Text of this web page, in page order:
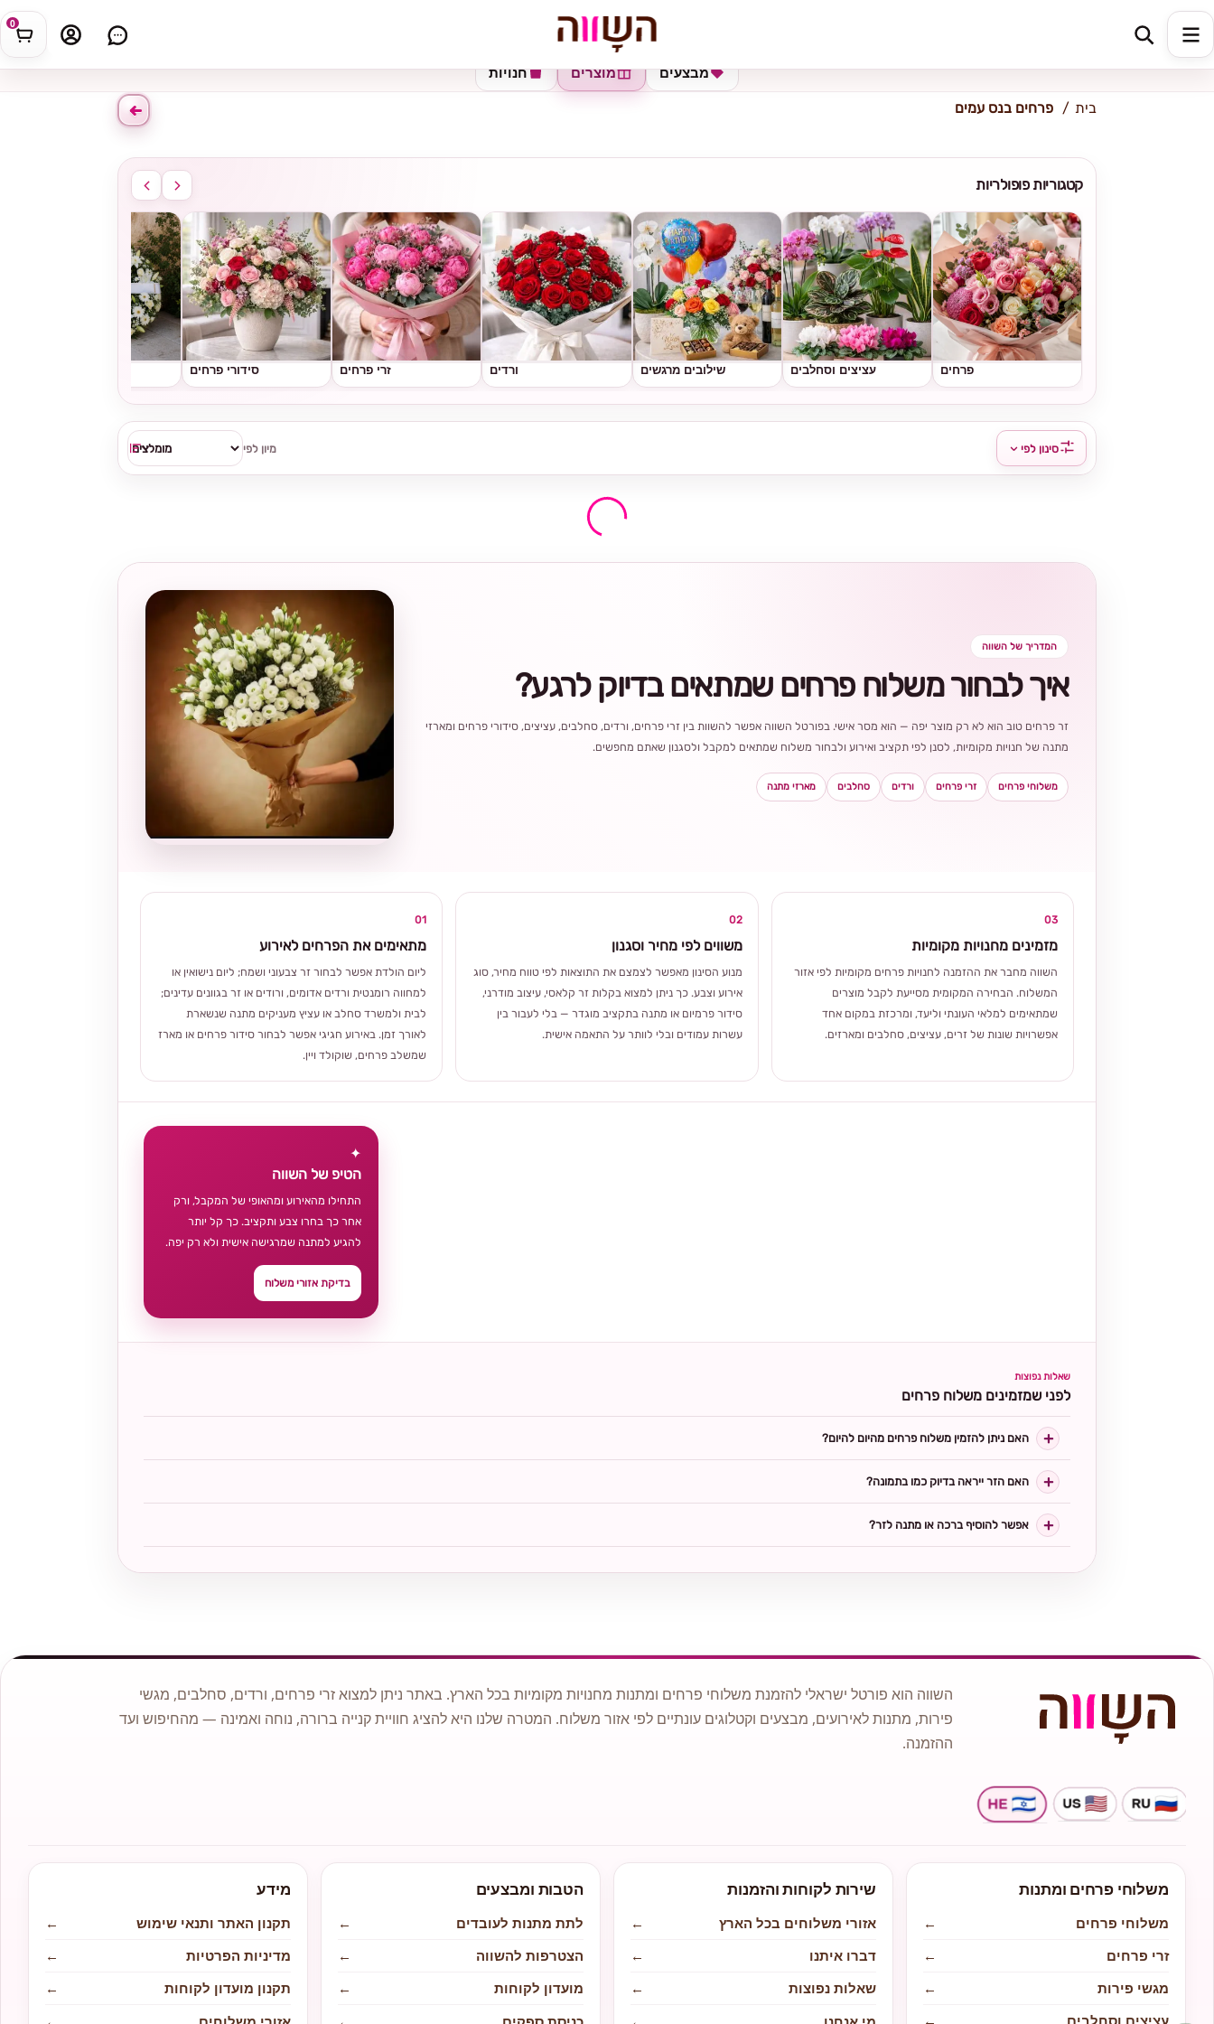
0 כתובת למשלוח
חנויות מוצרים מבצעים
בית פרחים בנס עמים
קטגוריות פופולריות
פרחים עציצים וסחלבים שילובים מרגשים ורדים זרי פרחים סידורי פרחים
מיון לפי סינון לפי
המדריך של השווה
איך לבחור משלוח פרחים שמתאים בדיוק לרגע?
זר פרחים טוב הוא לא רק מוצר יפה — הוא מסר אישי. בפורטל השווה אפשר להשוות בין זרי פרחים, ורדים, סחלבים, עציצים, סידורי פרחים ומארזי
מתנה של חנויות מקומיות, לסנן לפי תקציב ואירוע ולבחור משלוח שמתאים למקבל ולסגנון שאתם מחפשים.
משלוחי פרחים זרי פרחים ורדים סחלבים מארזי מתנה
01
מתאימים את הפרחים לאירוע
ליום הולדת אפשר לבחור זר צבעוני ושמח; ליום נישואין או
למחווה רומנטית ורדים אדומים, ורודים או זר בגוונים עדינים;
לבית ולמשרד סחלב או עציץ מעניקים מתנה שנשארת
לאורך זמן. באירוע חגיגי אפשר לבחור סידור פרחים או מארז
שמשלב פרחים, שוקולד ויין.
02
משווים לפי מחיר וסגנון
מנוע הסינון מאפשר לצמצם את התוצאות לפי טווח מחיר, סוג
אירוע וצבע. כך ניתן למצוא בקלות זר קלאסי, עיצוב מודרני,
סידור פרמיום או מתנה בתקציב מוגדר — בלי לעבור בין
עשרות עמודים ובלי לוותר על התאמה אישית.
03
מזמינים מחנויות מקומיות
השווה מחבר את ההזמנה לחנויות פרחים מקומיות לפי אזור
המשלוח. הבחירה המקומית מסייעת לקבל מוצרים
שמתאימים למלאי העונתי וליעד, ומרכזת במקום אחד
אפשרויות שונות של זרים, עציצים, סחלבים ומארזים.
✦
הטיפ של השווה
התחילו מהאירוע ומהאופי של המקבל, ורק
אחר כך בחרו צבע ותקציב. כך קל יותר
להגיע למתנה שמרגישה אישית ולא רק יפה.
בדיקת אזורי משלוח
שאלות נפוצות
לפני שמזמינים משלוח פרחים
האם ניתן להזמין משלוח פרחים מהיום להיום?
האם הזר ייראה בדיוק כמו בתמונה?
אפשר להוסיף ברכה או מתנה לזר?
השווה הוא פורטל ישראלי להזמנת משלוחי פרחים ומתנות מחנויות מקומיות בכל הארץ. באתר ניתן למצוא זרי פרחים, ורדים, סחלבים, מגשי
פירות, מתנות לאירועים, מבצעים וקטלוגים עונתיים לפי אזור משלוח. המטרה שלנו היא להציג חוויית קנייה ברורה, נוחה ואמינה — מהחיפוש ועד
ההזמנה.
משלוחי פרחים ומתנות
משלוחי פרחים
←
זרי פרחים
←
מגשי פירות
←
שירות לקוחות והזמנות
אזורי משלוחים בכל הארץ
←
דברו איתנו
←
שאלות נפוצות
←
הטבות ומבצעים
לתת מתנות לעובדים
←
הצטרפות להשווה
←
מועדון לקוחות
←
מידע
תקנון האתר ותנאי שימוש
←
מדיניות הפרטיות
←
תקנון מועדון לקוחות
←